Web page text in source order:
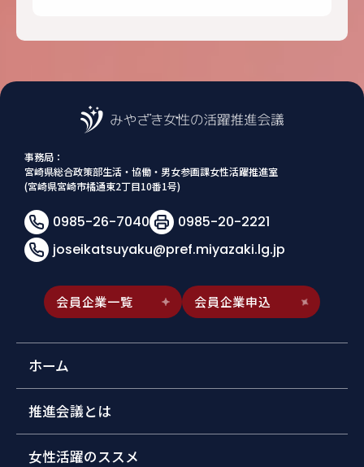
事務局：
宮崎県総合政策部生活・協働・男女参画課女性活躍推進室
(宮崎県宮崎市橘通東2丁目10番1号)
0985-26-7040
0985-20-2221
joseikatsuyaku@pref.miyazaki.lg.jp
会員企業一覧 会員企業申込
ホーム
推進会議とは
女性活躍のススメ